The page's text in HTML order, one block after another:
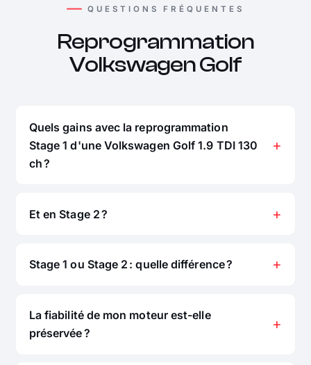
QUESTIONS FRÉQUENTES
Reprogrammation
Volkswagen Golf
Quels gains avec la reprogrammation
Stage 1 d'une Volkswagen Golf 1.9 TDI 130
ch ?
Et en Stage 2 ?
Stage 1 ou Stage 2 : quelle différence ?
La fiabilité de mon moteur est-elle
préservée ?